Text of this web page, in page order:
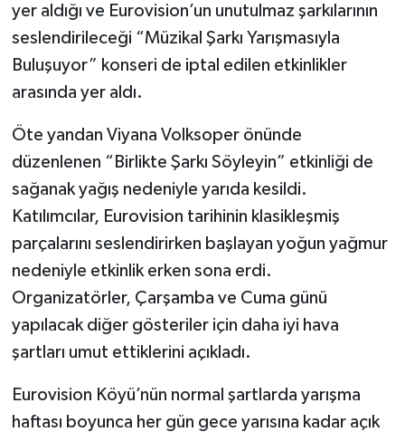
yer aldığı ve Eurovision’un unutulmaz şarkılarının
seslendirileceği “Müzikal Şarkı Yarışmasıyla
Buluşuyor” konseri de iptal edilen etkinlikler
arasında yer aldı.
Öte yandan Viyana Volksoper önünde
düzenlenen “Birlikte Şarkı Söyleyin” etkinliği de
sağanak yağış nedeniyle yarıda kesildi.
Katılımcılar, Eurovision tarihinin klasikleşmiş
parçalarını seslendirirken başlayan yoğun yağmur
nedeniyle etkinlik erken sona erdi.
Organizatörler, Çarşamba ve Cuma günü
yapılacak diğer gösteriler için daha iyi hava
şartları umut ettiklerini açıkladı.
Eurovision Köyü’nün normal şartlarda yarışma
haftası boyunca her gün gece yarısına kadar açık